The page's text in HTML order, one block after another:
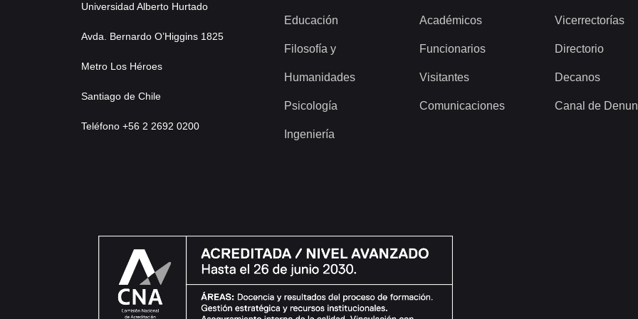
Universidad Alberto Hurtado
Avda. Bernardo O’Higgins 1825
Metro Los Héroes
Santiago de Chile
Teléfono +56 2 2692 0200
Educación
Filosofía y
Humanidades
Psicología
Ingeniería
Académicos
Funcionarios
Visitantes
Comunicaciones
Vicerrectorías
Directorio
Decanos
Canal de